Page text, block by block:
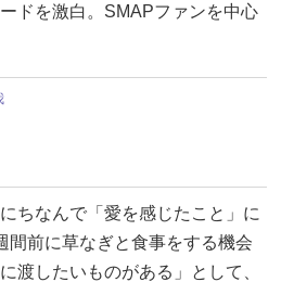
ドを激白。SMAPファンを中心
ちなんで「愛を感じたこと」に
間前に草なぎと食事をする機会
渡したいものがある」として、